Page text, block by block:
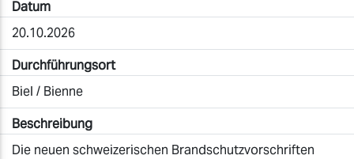
Datum
20.10.2026
Durchführungsort
Biel / Bienne
Beschreibung
Die neuen schweizerischen Brandschutzvorschriften